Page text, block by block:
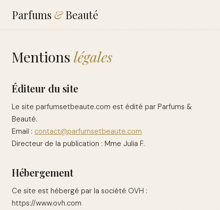
Parfums &Beauté
Mentions légales
Éditeur du site
Le site parfumsetbeaute.com est édité par Parfums &
Beauté.
Email : contact@parfumsetbeaute.com
Directeur de la publication : Mme Julia F.
Hébergement
Ce site est hébergé par la société OVH :
https://www.ovh.com